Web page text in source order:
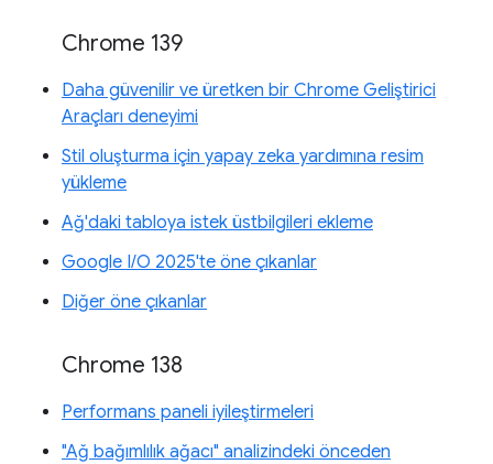
Chrome 139
Daha güvenilir ve üretken bir Chrome Geliştirici
Araçları deneyimi
Stil oluşturma için yapay zeka yardımına resim
yükleme
Ağ'daki tabloya istek üstbilgileri ekleme
Google I/O 2025'te öne çıkanlar
Diğer öne çıkanlar
Chrome 138
Performans paneli iyileştirmeleri
"Ağ bağımlılık ağacı" analizindeki önceden